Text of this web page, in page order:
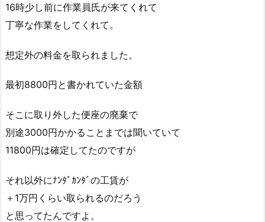
16時少し前に作業員氏が来てくれて
丁寧な作業をしてくれて。
想定外の料金を取られました。
最初8800円と書かれていた金額
そこに取り外した便座の廃棄で
別途3000円かかることまでは聞いていて
11800円は確定してたのですが
それ以外にﾅﾝﾀﾞｶﾝﾀﾞの工賃が
＋1万円くらい取られるのだろう
と思ってたんですよ。